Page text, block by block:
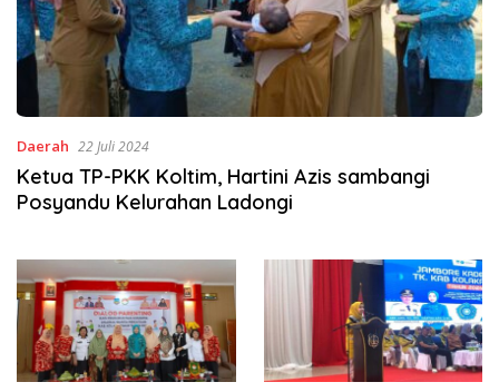
Daerah 22 Juli 2024
Ketua TP-PKK Koltim, Hartini Azis sambangi
Posyandu Kelurahan Ladongi